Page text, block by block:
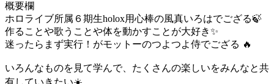
概要欄
ホロライブ所属６期生holox用心棒の風真いろはでござる🍃
作ることや歌うことや体を動かすことが大好き✨
迷ったらまず実行！がモットーのつよつよ侍でござる 🔥
いろんなものを見て学んで、たくさんの楽しいをみんなと共
有していきたい☀️